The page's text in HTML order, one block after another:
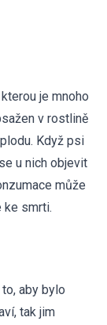
je mnoho
v rostlině
Když psi
u nich objevit
může
ke smrti.
aby bylo
tak jim